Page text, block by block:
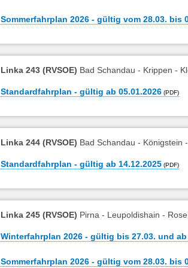
Sommerfahrplan 2026 - gültig vom 28.03. bis
Linka 243 (RVSOE) Bad Schandau - Krippen -
Standardfahrplan - gültig ab 05.01.2026
Linka 244 (RVSOE) Bad Schandau - Königstein
Standardfahrplan - gültig ab 14.12.2025
Linka 245 (RVSOE) Pirna - Leupoldishain -
Winterfahrplan 2026 - gültig bis 27.03. und ab
Sommerfahrplan 2026 - gültig vom 28.03. bis